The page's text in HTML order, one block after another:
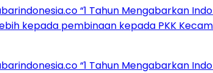
“1 Tahun Mengabarkan
pembinaan kepada PKK
“1 Tahun Mengabarkan